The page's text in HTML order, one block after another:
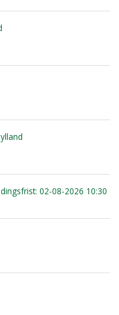
02-08-2026 10:30